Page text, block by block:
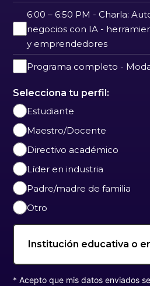
6:00 – 6:50 PM - Charla:
negocios con IA -
y emprendedores
Programa completo -
Selecciona tu perfil:
Estudiante
Maestro/Docente
Directivo académico
Líder en industria
Padre/madre de familia
Otro
* Acepto que mis datos enviados